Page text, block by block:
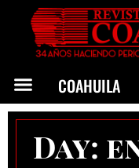
COAHUILA
Day: